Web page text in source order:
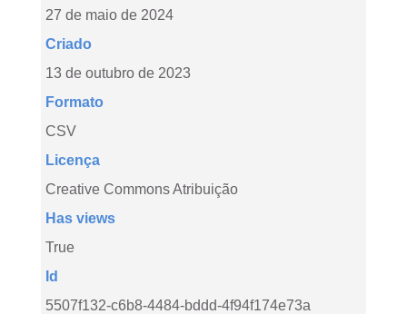
27 de maio de 2024
Criado
13 de outubro de 2023
Formato
CSV
Licença
Creative Commons Atribuição
Has views
True
Id
5507f132-c6b8-4484-bddd-4f94f174e73a